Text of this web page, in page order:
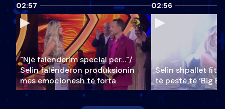
02:57
"Një falenderim special për…"/
Selin falënderon produksionin
mes emocionesh të forta
02:56
Selin shpallet
të pestë të ‘Big